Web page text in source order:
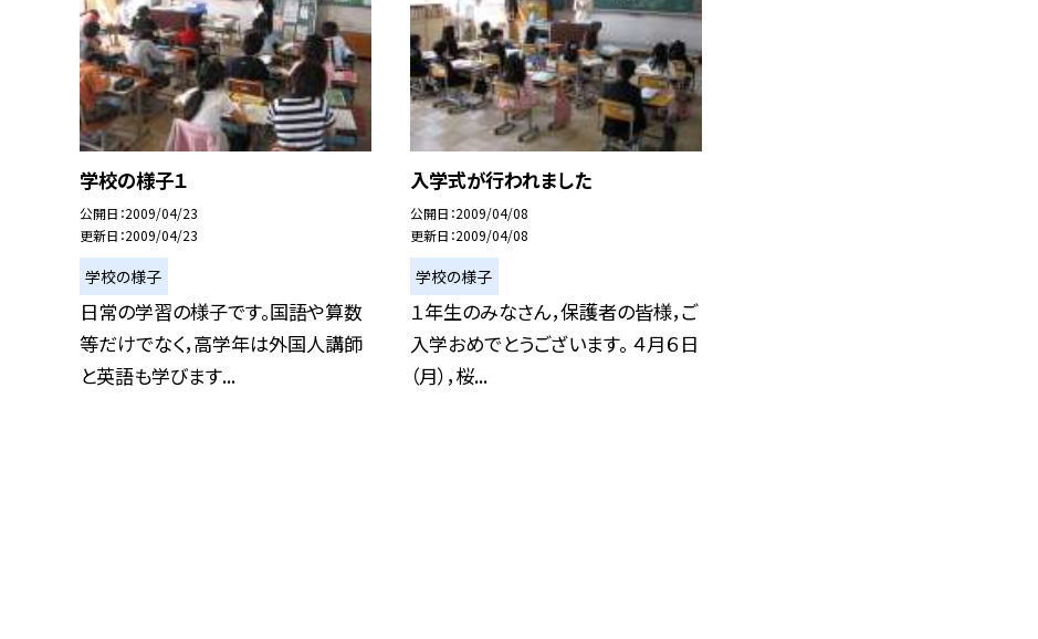
学校の様子１
公開日 2009/04/23
更新日 2009/04/23
学校の様子
日常の学習の様子です。国語や算数
等だけでなく，高学年は外国人講師
と英語も学びます...
入学式が行われました
公開日 2009/04/08
更新日 2009/04/08
学校の様子
１年生のみなさん，保護者の皆様，ご
入学おめでとうございます。 ４月６日
（月），桜...